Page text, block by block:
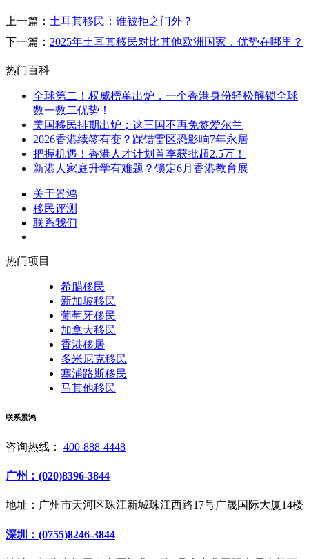
上一篇： 土耳其移民：谁被拒之门外？
下一篇： 2025年土耳其移民对比其他欧洲国家，优势在哪里？
热门百科
全球第二！权威榜单出炉，一个香港身份轻松解锁全球
数一数二优势！
美国移民排期出炉；这三国不再免签爱尔兰
2026香港续签有变？踩错雷区恐影响7年永居
把握机遇！香港人才计划首季获批超2.5万！
新港人家庭升学有难题？锁定6月香港教育展
关于景鸿
移民评测
联系我们
热门项目
希腊移民
新加坡移民
葡萄牙移民
加拿大移民
香港移居
多米尼克移民
塞浦路斯移民
马其他移民
联系景鸿
咨询热线： 400-888-4448
广州：(020)8396-3844
地址：广州市天河区珠江新城珠江西路17号广晟国际大厦14楼
深圳：(0755)8246-3844